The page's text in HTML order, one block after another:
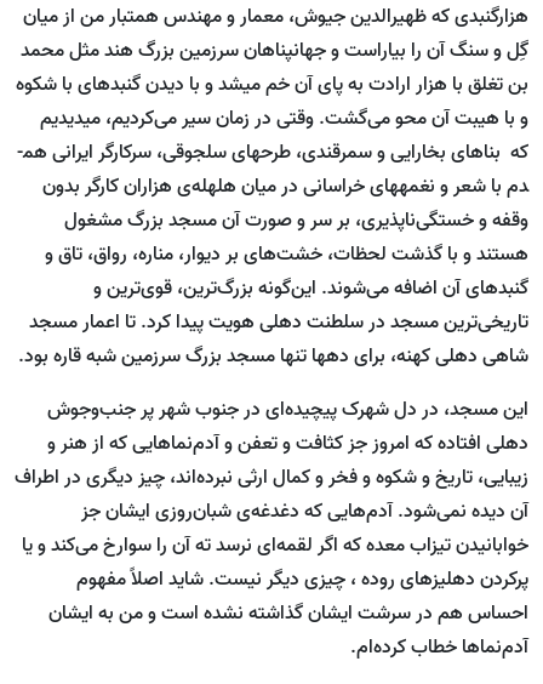
هزارگنبدی که ظهیرالدین جیوش، معمار و مهندس هم­تبار من از میان
گِل و سنگ آن را بیاراست و جهان­پناهان سرزمین بزرگ هند مثل محمد
بن تغلق با هزار ارادت به پای آن خم می­شد و با دیدن گنبدهای با شکوه
و با هیبت آن محو می‌گشت. وقتی در زمان سیر می‌کردیم، می­دیدیم
که بناهای بخارایی و سمرقندی، طرح­های سلجوقی، سرکارگر ایرانی هم­
دم با شعر و نغمه­های خراسانی در میان هلهله‌ی هزاران کارگر بدون
وقفه و خستگی‌ناپذیری، بر سر و صورت آن مسجد بزرگ مشغول
هستند و با گذشت لحظات، خشت‌های بر دیوار، مناره، رواق، تاق و
گنبدهای آن اضافه می‌شوند. این‌گونه بزرگ‌ترین، قوی‌ترین و
تاریخی‌ترین مسجد در سلطنت دهلی هویت پیدا کرد. تا اعمار مسجد
شاهی دهلی کهنه، برای ده­ها تنها مسجد بزرگ سرزمین شبه قاره بود.
این مسجد، در دل شهرک پیچیده‌ای در جنوب شهر پر جنب‌وجوش
دهلی افتاده که امروز جز کثافت و تعفن و آدم‌نماهایی که از هنر و
زیبایی، تاریخ و شکوه و فخر و کمال ارثی نبرده‌اند، چیز دیگری در اطراف
آن دیده نمی‌شود. آدم‌هایی که دغدغه‌ی شبان‌روزی ایشان جز
خوابانیدن تیزاب معده که اگر لقمه‌ای نرسد ته آن را سوارخ می‌کند و یا
پرکردن دهلیزهای روده ، چیزی دیگر نیست. شاید اصلاً مفهوم
احساس هم در سرشت ایشان گذاشته نشده است و من به ایشان
آدم‌نماها خطاب کرده‌ام.